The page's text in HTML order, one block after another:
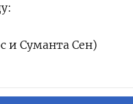
и Суманта Сен)